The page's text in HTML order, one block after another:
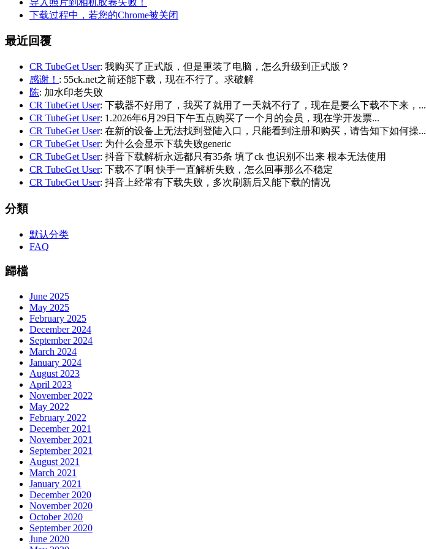
下载过程中，若您的Chrome被关闭
最近回覆
CR TubeGet User: 我购买了正式版，但是重装了电脑，怎么升级到正式版？
感谢！ : 55ck.net之前还能下载，现在不行了。求破解
陈: 加水印老失败
CR TubeGet User: 下载器不好用了，我买了就用了一天就不行了，现在是要么下载不下来，...
CR TubeGet User: 1.2026年6月29日下午五点购买了一个月的会员，现在学开发票...
CR TubeGet User: 在新的设备上无法找到登陆入口，只能看到注册和购买，请告知下如何操...
CR TubeGet User: 为什么会显示下载失败generic
CR TubeGet User: 抖音下载解析永远都只有35条 填了ck 也识别不出来 根本无法使用
CR TubeGet User: 下载不了啊 快手一直解析失败，怎么回事那么不稳定
CR TubeGet User: 抖音上经常有下载失败，多次刷新后又能下载的情况
分類
默认分类
FAQ
歸檔
June 2025
May 2025
February 2025
December 2024
September 2024
March 2024
January 2024
August 2023
April 2023
November 2022
May 2022
February 2022
December 2021
November 2021
September 2021
August 2021
March 2021
January 2021
December 2020
November 2020
October 2020
September 2020
June 2020